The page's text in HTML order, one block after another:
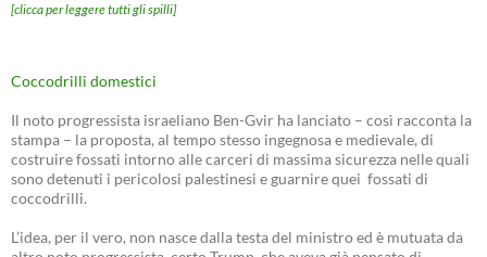
[clicca per leggere tutti gli spilli]
Coccodrilli domestici
Il noto progressista israeliano Ben-Gvir ha lanciato – così racconta la
stampa – la proposta, al tempo stesso ingegnosa e medievale, di
costruire fossati intorno alle carceri di massima sicurezza nelle quali
sono detenuti i pericolosi palestinesi e guarnire quei fossati di
coccodrilli.
L’idea, per il vero, non nasce dalla testa del ministro ed è mutuata da